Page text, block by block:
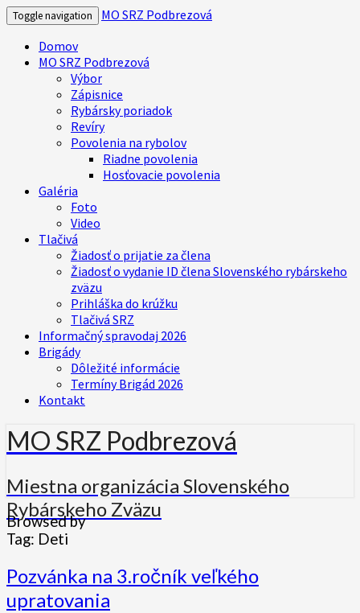
Toggle navigation
MO SRZ Podbrezová
Domov
MO SRZ Podbrezová
Výbor
Zápisnice
Rybársky poriadok
Revíry
Povolenia na rybolov
Riadne povolenia
Hosťovacie povolenia
Galéria
Foto
Video
Tlačivá
Žiadosť o prijatie za člena
Žiadosť o vydanie ID člena Slovenského rybárskeho
zväzu
Prihláška do krúžku
Tlačivá SRZ
Informačný spravodaj 2026
Brigády
Dôležité informácie
Termíny Brigád 2026
Kontakt
MO SRZ Podbrezová
Miestna organizácia Slovenského
Rybárskeho Zväzu
Browsed by
Tag: Deti
Pozvánka
na
3.ročník
Pozvánka na 3.ročník veľkého
upratovania